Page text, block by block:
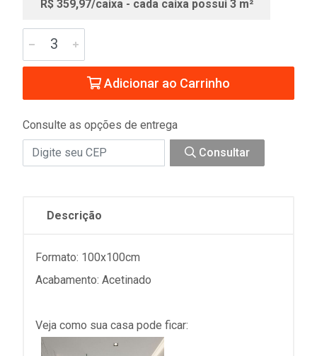
R$ 359,97/caixa - cada caixa possui 3 m²
Adicionar ao Carrinho
Consulte as opções de entrega
Consultar
Descrição
Formato: 100x100cm
Acabamento: Acetinado
Veja como sua casa pode ficar: